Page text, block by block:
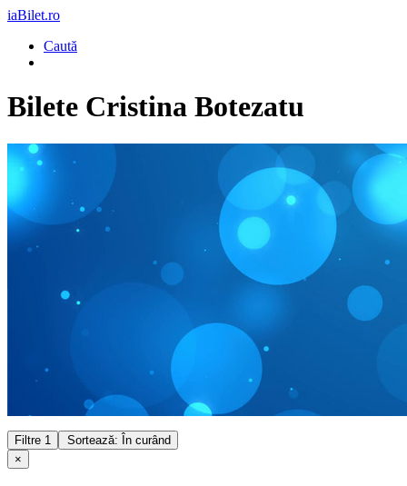
iaBilet.ro
Caută
Bilete Cristina Botezatu
Filtre 1
Sortează: În curând
×